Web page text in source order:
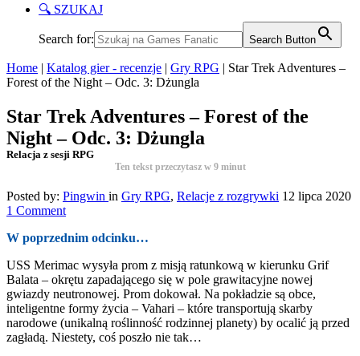
🔍 SZUKAJ
Search for: Search Button
Home | Katalog gier - recenzje | Gry RPG | Star Trek Adventures –
Forest of the Night – Odc. 3: Dżungla
Star Trek Adventures – Forest of the
Night – Odc. 3: Dżungla
Relacja z sesji RPG
Ten tekst przeczytasz w 9 minut
Posted by: Pingwin in Gry RPG, Relacje z rozgrywki 12 lipca 2020
1 Comment
W poprzednim odcinku…
USS Merimac wysyła prom z misją ratunkową w kierunku Grif
Balata – okrętu zapadającego się w pole grawitacyjne nowej
gwiazdy neutronowej. Prom dokował. Na pokładzie są obce,
inteligentne formy życia – Vahari – które transportują skarby
narodowe (unikalną roślinność rodzinnej planety) by ocalić ją przed
zagładą. Niestety, coś poszło nie tak…